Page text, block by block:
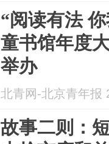
“阅读有法
童书馆年度
举办
北青网-北京青年报
故事二则：